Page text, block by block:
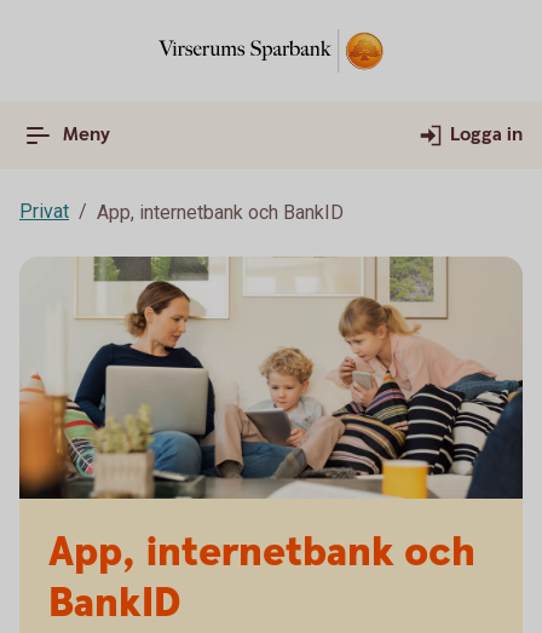
Meny Logga in
Privat App, internetbank och BankID
App, internetbank och
BankID